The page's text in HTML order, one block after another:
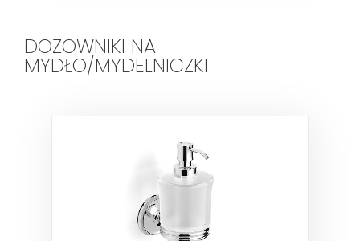
DOZOWNIKI NA
MYDŁO/MYDELNICZKI